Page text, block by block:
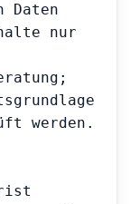
Daten
nur
werden.